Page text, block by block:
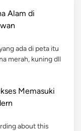
Alam di
ada di peta itu
merah, kuning dll
Memasuki
about this